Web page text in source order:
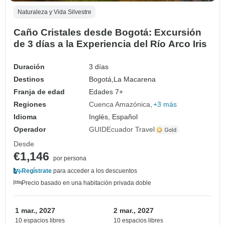
Naturaleza y Vida Silvestre
Caño Cristales desde Bogotá: Excursión
de 3 días a la Experiencia del Río Arco Iris
Duración
3 días
Destinos
Bogotá,La Macarena
Franja de edad
Edades 7+
Regiones
Cuenca Amazónica +3 más
Idioma
Inglés, Español
Operador
GUIDEcuador Travel
Desde
€1,146
por persona
Regístrate para acceder a los descuentos
Precio basado en una habitación privada doble
1 mar., 2027
10 espacios libres
2 mar., 2027
10 espacios libres